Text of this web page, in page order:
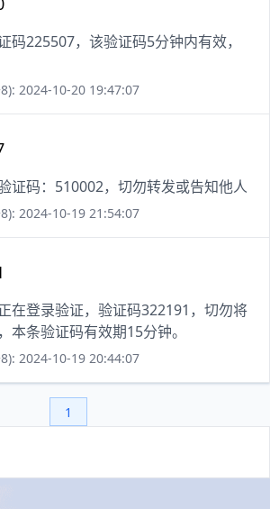
码225507，该验证码5分钟内有效，
2024-10-20 19:47:07
证码：510002，切勿转发或告知他人
2024-10-19 21:54:07
在登录验证，验证码322191，切勿将
本条验证码有效期15分钟。
2024-10-19 20:44:07
1